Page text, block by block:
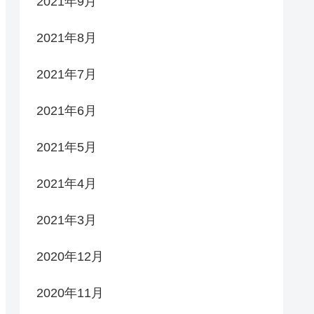
2021年8月
2021年7月
2021年6月
2021年5月
2021年4月
2021年3月
2020年12月
2020年11月